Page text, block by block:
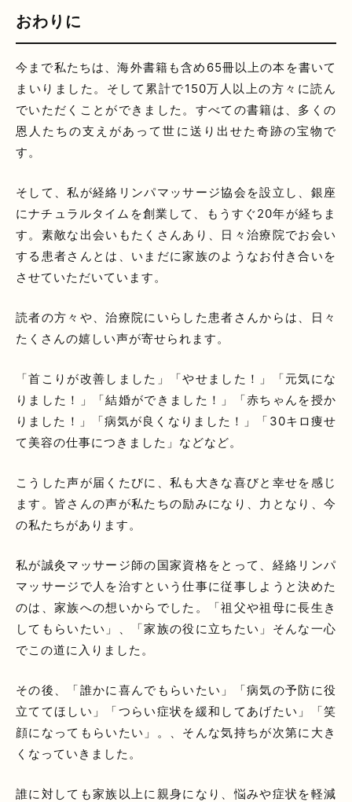
おわりに
今まで私たちは、海外書籍も含め65冊以上の本を書いて
まいりました。そして累計で150万人以上の方々に読ん
でいただくことができました。すべての書籍は、多くの
恩人たちの支えがあって世に送り出せた奇跡の宝物で
す。
そして、私が経絡リンパマッサージ協会を設立し、銀座
にナチュラルタイムを創業して、もうすぐ20年が経ちま
す。素敵な出会いもたくさんあり、日々治療院でお会い
する患者さんとは、いまだに家族のようなお付き合いを
させていただいています。
読者の方々や、治療院にいらした患者さんからは、日々
たくさんの嬉しい声が寄せられます。
「首こりが改善しました」「やせました！」「元気にな
りました！」「結婚ができました！」「赤ちゃんを授か
りました！」「病気が良くなりました！」「30キロ痩せ
て美容の仕事につきました」などなど。
こうした声が届くたびに、私も大きな喜びと幸せを感じ
ます。皆さんの声が私たちの励みになり、力となり、今
の私たちがあります。
私が誠灸マッサージ師の国家資格をとって、経絡リンパ
マッサージで人を治すという仕事に従事しようと決めた
のは、家族への想いからでした。「祖父や祖母に長生き
してもらいたい」、「家族の役に立ちたい」そんな一心
でこの道に入りました。
その後、「誰かに喜んでもらいたい」「病気の予防に役
立ててほしい」「つらい症状を緩和してあげたい」「笑
顔になってもらいたい」。、そんな気持ちが次第に大き
くなっていきました。
誰に対しても家族以上に親身になり、悩みや症状を軽減